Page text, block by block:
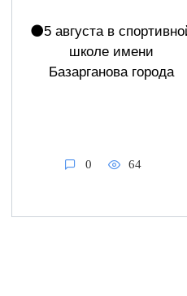
⚫️5 августа в
школе имени
Базарганова города
0 64